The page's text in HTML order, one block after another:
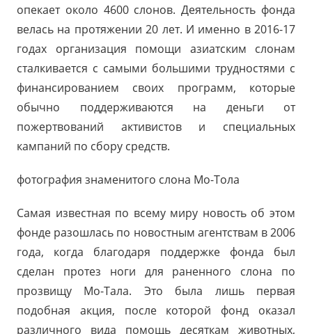
опекает около 4600 слонов. Деятельность фонда
велась на протяжении 20 лет. И именно в 2016-17
годах организация помощи азиатским слонам
сталкивается с самыми большими трудностями с
финансированием своих программ, которые
обычно поддерживаются на деньги от
пожертвований активистов и специальных
кампаний по сбору средств.
фотография знаменитого слона Мо-Тола
Самая известная по всему миру новость об этом
фонде разошлась по новостным агентствам в 2006
года, когда благодаря поддержке фонда был
сделан протез ноги для раненного слона по
прозвищу Мо-Тала. Это была лишь первая
подобная акция, после которой фонд оказал
различного вида помощь десяткам животных,